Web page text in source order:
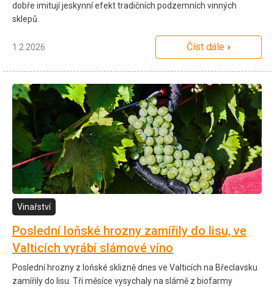
dobře imitují jeskynní efekt tradičních podzemních vinných
sklepů.
1.2.2026 Číst dále
Vinařství
Poslední loňské hrozny zamířily do lisu, ve
Valticích vyrábí slámové víno
Poslední hrozny z loňské sklizně dnes ve Valticích na Břeclavsku
zamířily do lisu. Tři měsíce vysychaly na slámě z biofarmy